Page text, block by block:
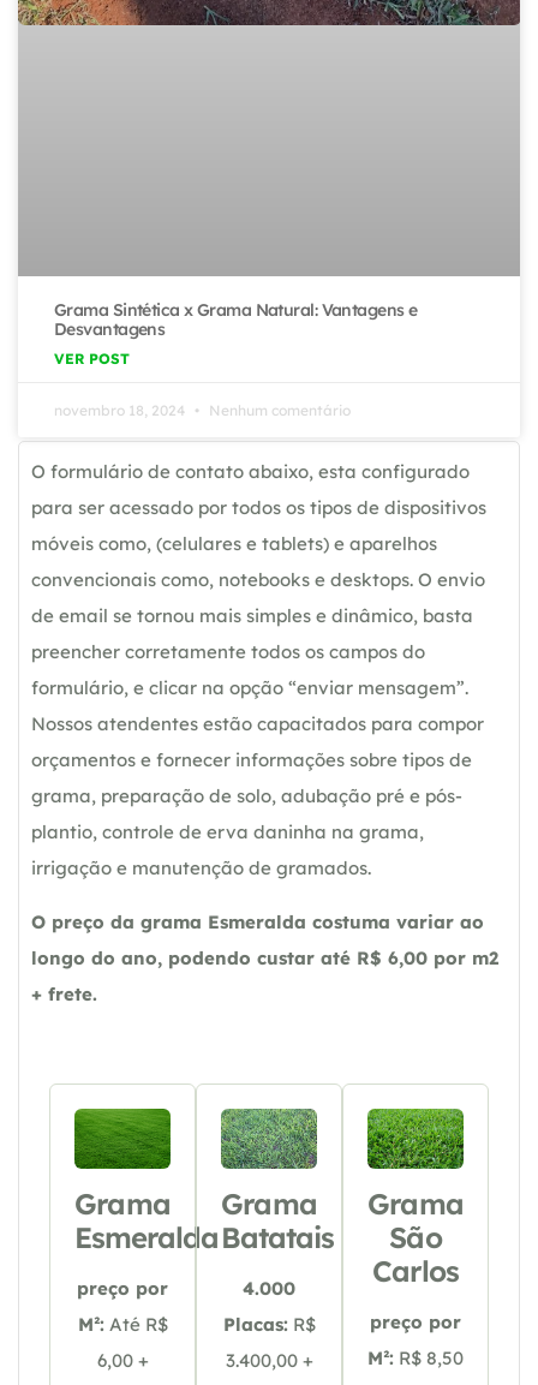
Grama Sintética x Grama Natural: Vantagens e
Desvantagens
VER POST
novembro 18, 2024 Nenhum comentário
O formulário de contato abaixo, esta configurado
para ser acessado por todos os tipos de dispositivos
móveis como, (celulares e tablets) e aparelhos
convencionais como, notebooks e desktops. O envio
de email se tornou mais simples e dinâmico, basta
preencher corretamente todos os campos do
formulário, e clicar na opção “enviar mensagem”.
Nossos atendentes estão capacitados para compor
orçamentos e fornecer informações sobre tipos de
grama, preparação de solo, adubação pré e pós-
plantio, controle de erva daninha na grama,
irrigação e manutenção de gramados.
O preço da grama Esmeralda costuma variar ao
longo do ano, podendo custar até R$ 6,00 por m2
+ frete.
Grama
Esmeralda
preço por
M²: Até R$
6,00 +
Grama
Batatais
4.000
Placas: R$
3.400,00 +
Grama
São
Carlos
preço por
M²: R$ 8,50